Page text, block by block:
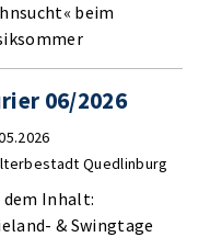
beim
06/2026
Quedlinburg
dem Inhalt:
& Swingtage